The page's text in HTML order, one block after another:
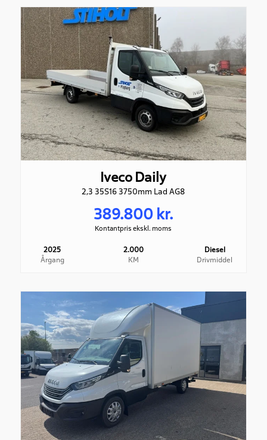
Rummelighed og mål
Karosseri
Ladvogn Aut.
Farve
Hvid
Tilkoblingsvægt med
bremser
3.500kg
Iveco Daily
2,3 35S16 3750mm Lad AG8
389.800 kr.
Kontantpris ekskl. moms
2025
Årgang
2.000
KM
Diesel
Drivmiddel